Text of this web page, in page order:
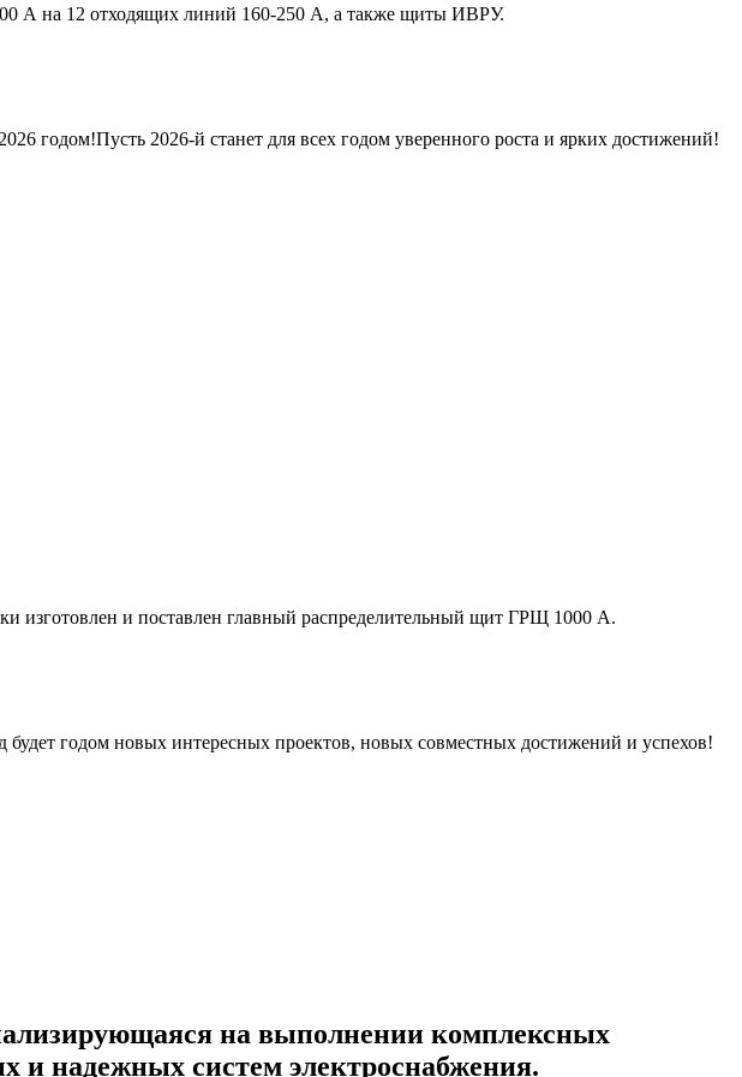
А на 12 отходящих линий 160-250 А, а также щиты ИВРУ.
годом!Пусть 2026-й станет для всех годом уверенного роста и ярких достижений!
изготовлен и поставлен главный распределительный щит ГРЩ 1000 А.
годом новых интересных проектов, новых совместных достижений и успехов!
на выполнении комплексных
и надежных систем электроснабжения.